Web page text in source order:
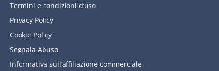
Termini e condizioni d’uso
Privacy Policy
Cookie Policy
Segnala Abuso
Informativa sull’affiliazione commerciale